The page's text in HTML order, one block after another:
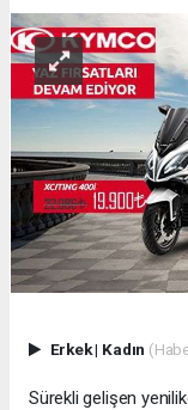
Erkek| Kadın
Sürekli gelişen